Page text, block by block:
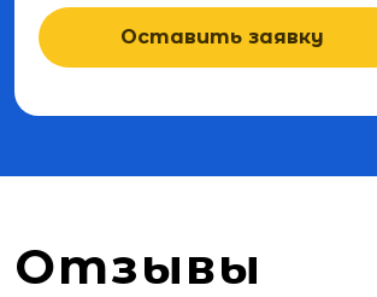
Оставить заявку
Отзывы